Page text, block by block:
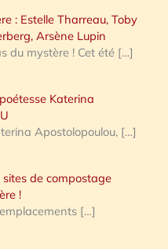
: Estelle Tharreau, Toby
Arsène Lupin
du mystère ! Cet été […]
Katerina
Apostolopoulou, […]
sites de compostage
!
[…]